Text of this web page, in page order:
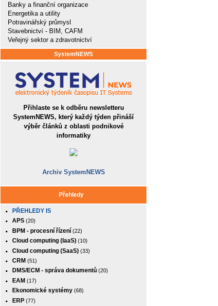
Banky a finanční organizace
Energetika a utility
Potravinářský průmysl
Stavebnictví - BIM, CAFM
Veřejný sektor a zdravotnictví
SystemNEWS
Přihlaste se k odběru newsletteru
SystemNEWS, který každý týden přináší
výběr článků z oblasti podnikové
informatiky
Archiv SystemNEWS
Přehledy
PŘEHLEDY IS
APS (20)
BPM - procesní řízení (22)
Cloud computing (IaaS) (10)
Cloud computing (SaaS) (33)
CRM (51)
DMS/ECM - správa dokumentů (20)
EAM (17)
Ekonomické systémy (68)
ERP (77)